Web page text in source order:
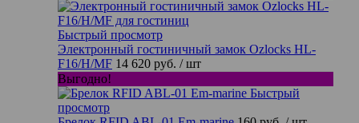
Быстрый просмотр
Электронный гостиничный замок Ozlocks HL-
F16/H/MF 14 620 руб. / шт
Выгодно!
Быстрый
просмотр